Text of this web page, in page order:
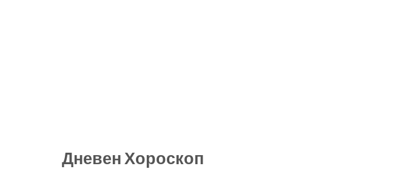
Дневен Хороскоп